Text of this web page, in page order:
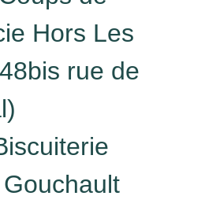
Hors Les
rue de